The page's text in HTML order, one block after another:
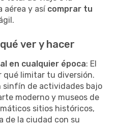
aérea y así comprar tu
ver y hacer
en cualquier época: El
qué limitar tu diversión.
sinfín de actividades bajo
moderno y museos de
sitios históricos,
de la ciudad con su